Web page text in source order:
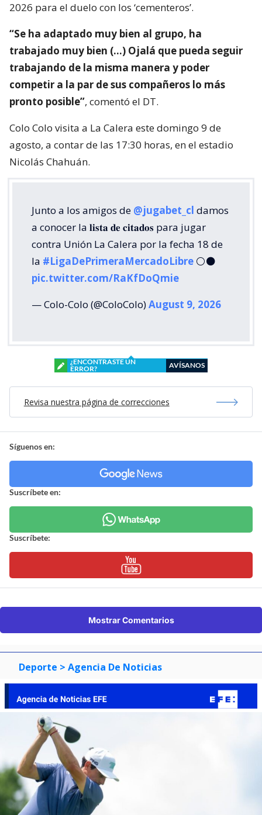
2026 para el duelo con los ‘cementeros’.
“Se ha adaptado muy bien al grupo, ha
trabajado muy bien (…) Ojalá que pueda seguir
trabajando de la misma manera y poder
competir a la par de sus compañeros lo más
pronto posible”, comentó el DT.
Colo Colo visita a La Calera este domingo 9 de
agosto, a contar de las 17:30 horas, en el estadio
Nicolás Chahuán.
Junto a los amigos de @jugabet_cl damos
a conocer la 𝐥𝐢𝐬𝐭𝐚 𝐝𝐞 𝐜𝐢𝐭𝐚𝐝𝐨𝐬 para jugar
contra Unión La Calera por la fecha 18 de
la #LigaDePrimeraMercadoLibre ⚪⚫
pic.twitter.com/RaKfDoQmie
— Colo-Colo (@ColoColo)August 9, 2026
¿ENCONTRASTE UN
ERROR?
AVÍSANOS
Revisa nuestra página de correcciones
Síguenos en:
Suscríbete en:
Suscríbete:
Mostrar Comentarios
Deporte > Agencia De Noticias